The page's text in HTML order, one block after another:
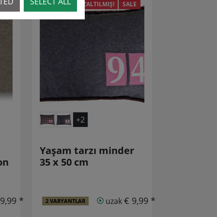
*
AZALTILMIŞ! SALE
+2
Yaşam tarzı minder
35 x 50 cm
uzak€ 9,99 *
2 VARYANTLAR